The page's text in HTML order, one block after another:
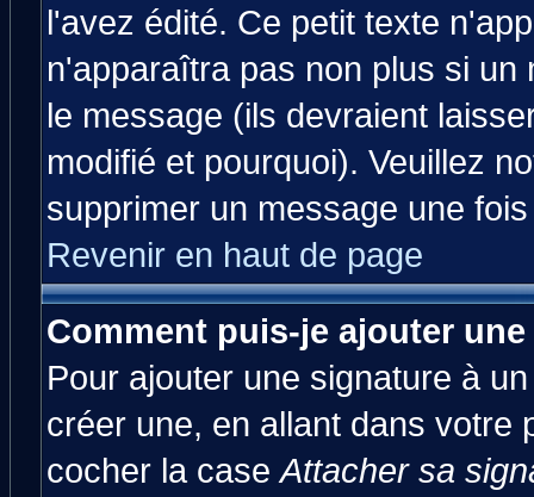
l'avez édité. Ce petit texte
n'apparaîtra pas non plus si
le message (ils devraient
modifié et pourquoi). Veuillez
supprimer un message une
Revenir en haut de page
Comment puis-je ajouter
Pour ajouter une signature à
créer une, en allant dans votre
cocher la caseAttacher sa